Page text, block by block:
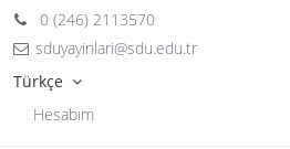
0 (246) 2113570
sduyayinlari@sdu.edu.tr
Türkçe
Hesabım